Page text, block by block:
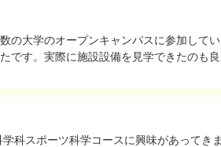
の大学のオープンキャンパスに参加して
です。実際に施設設備を見学できたのも良
科スポーツ科学コースに興味があってき